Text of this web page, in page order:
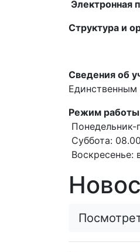
Электронная
Структура и
Сведения об
Единственным
Режим работы
Понедельник-
Суббота:
Воскресенье: